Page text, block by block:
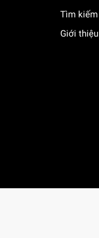
Tìm kiếm
Giới thiệu